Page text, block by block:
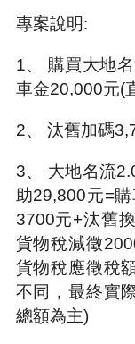
專案說明:
1、 購買大地
車金20,000元(
2、 汰舊加碼
3、 大地名流
助29,800元=
3700元+汰舊
貨物稅減徵
貨物稅應徵稅
不同，最終實
總額為主)